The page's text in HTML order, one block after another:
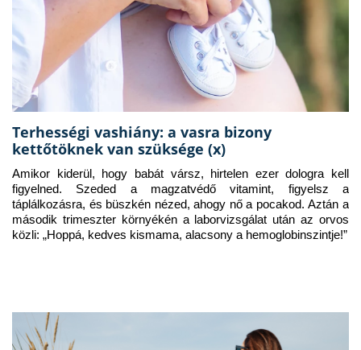
Terhességi vashiány: a vasra bizony
kettőtöknek van szüksége (x)
Amikor kiderül, hogy babát vársz, hirtelen ezer dologra kell
figyelned. Szeded a magzatvédő vitamint, figyelsz a
táplálkozásra, és büszkén nézed, ahogy nő a pocakod. Aztán a
második trimeszter környékén a laborvizsgálat után az orvos
közli: „Hoppá, kedves kismama, alacsony a hemoglobinszintje!”